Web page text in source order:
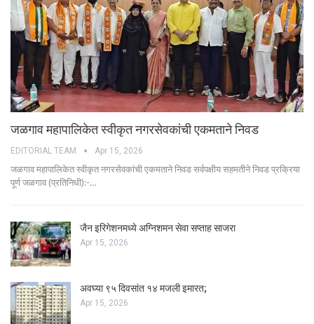
जळगाव महापालिकेत स्वीकृत नगरसेवकांची एकमताने निवड
EDITORIAL TEAM Apr 15, 2026
जळगाव महापालिकेत स्वीकृत नगरसेवकांची एकमताने निवड सर्वपक्षीय सहमतीने निवड प्रक्रिया
पूर्ण जळगाव (प्रतिनिधी):-…
जैन इरिगेशनमध्ये अग्निशमन सेवा सप्ताह साजरा
Apr 15, 2026
अवघ्या ९५ दिवसांत १४ मजली इमारत;
Apr 15, 2026